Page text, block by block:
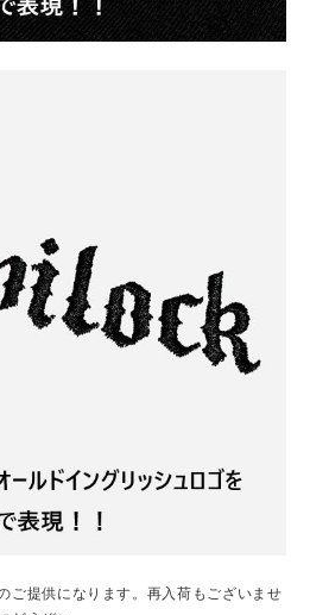
ご提供になります。再入荷もございませ